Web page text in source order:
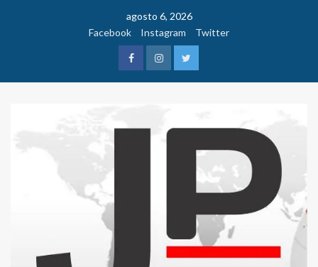
agosto 6, 2026
Facebook
Instagram Twitter
FacebookInstagramTwitter